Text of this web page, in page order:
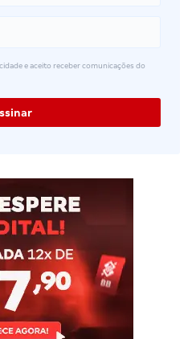
e aceito receber comunicações do